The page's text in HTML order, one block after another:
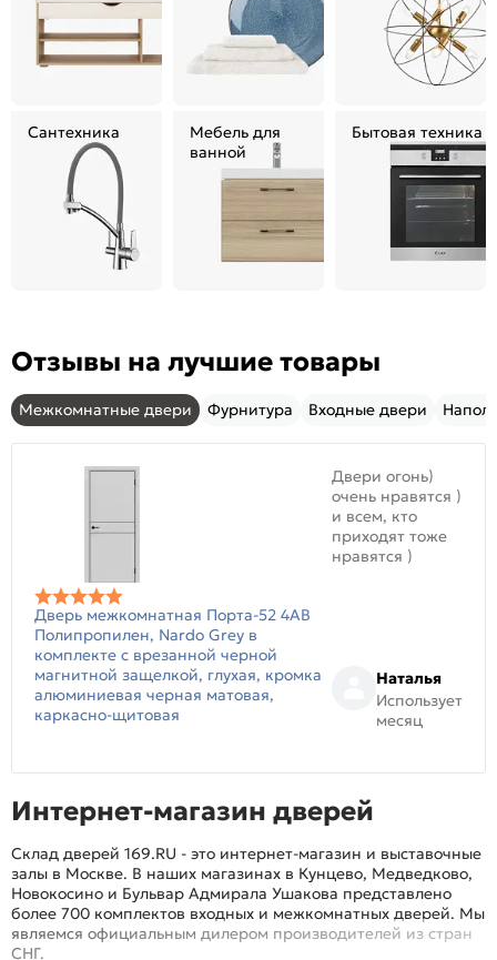
Сантехника
Мебель для
ванной
Бытовая техника
Отзывы на лучшие товары
Межкомнатные двери Фурнитура Входные двери
Дверь межкомнатная Порта-52 4AB
Полипропилен, Nardo Grey в
комплекте с врезанной черной
магнитной защелкой, глухая, кромка
алюминиевая черная матовая,
каркасно-щитовая
Двери огонь)
очень нравятся )
и всем, кто
приходят тоже
нравятся )
Наталья
Использует
месяц
Интернет-магазин дверей
Склад дверей 169.RU - это интернет-магазин и выставочные
залы в Москве. В наших магазинах в Кунцево, Медведково,
Новокосино и Бульвар Адмирала Ушакова представлено
более 700 комплектов входных и межкомнатных дверей. Мы
являемся официальным дилером производителей из стран
СНГ.